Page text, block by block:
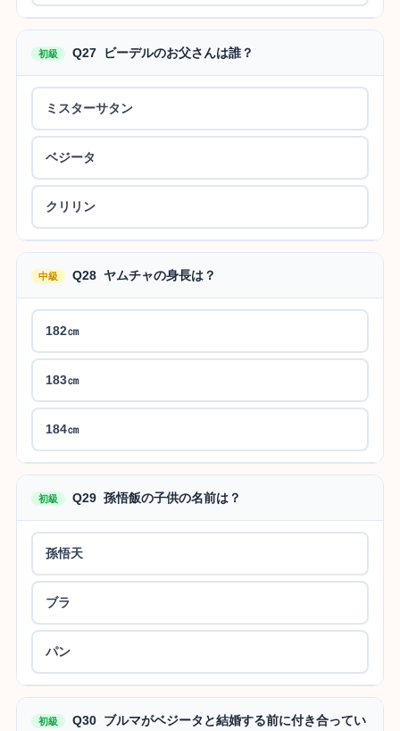
初級 Q27 ビーデルのお父さんは誰？
ミスターサタン
ベジータ
クリリン
中級 Q28 ヤムチャの身長は？
182㎝
183㎝
184㎝
初級 Q29 孫悟飯の子供の名前は？
孫悟天
ブラ
パン
初級
Q30 ブルマがベジータと結婚する前に付き合ってい